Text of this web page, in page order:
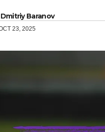
Dmitriy Baranov
23, 2025